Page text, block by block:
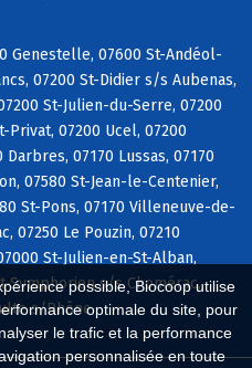
possible, Biocoop utilise
optimale du site, pour
le trafic et la performance
personnalisée en toute
Genestelle, 07600 St-Andéol-
07200 St-Didier s/s Aubenas,
St-Julien-du-Serre, 07200
07200 Ucel, 07200
07170 Lussas, 07170
07580 St-Jean-le-Centenier,
St-Pons, 07170 Villeneuve-de-
07250 Le Pouzin, 07210
St-Julien-en-St-Alban,
Symphorien s/s Chomérac,
s/Rhône